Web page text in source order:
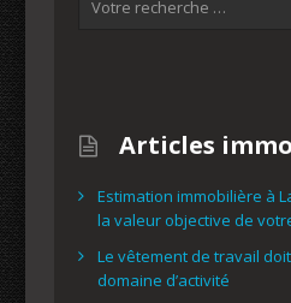
Articles
Estimation immobilière à
la valeur objective de
Le vêtement de travail
domaine d’activité